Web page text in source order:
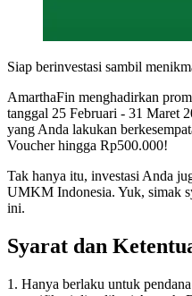
Siap berinvestasi sambil
AmarthaFin menghadirkan
tanggal 25 Februari - 31 Maret
yang Anda lakukan
Voucher hingga Rp500.000!
Tak hanya itu, investasi Anda
UMKM Indonesia. Yuk, simak
ini.
Syarat dan
1. Hanya berlaku untuk